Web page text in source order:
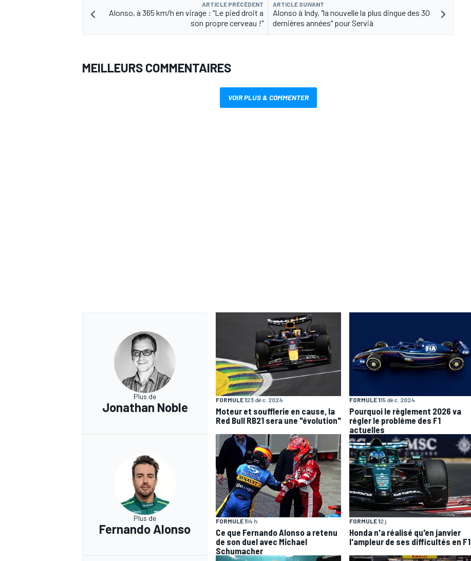
ARTICLE PRÉCÉDENT
Alonso, à 365 km/h en virage : "Le pied droit a
son propre cerveau !"
ARTICLE SUIVANT
Alonso à Indy, "la nouvelle la plus dingue des 30
dernières années" pour Servià
MEILLEURS COMMENTAIRES
VOIR PLUS & COMMENTER
Plus de
Jonathan Noble
FORMULE 123 déc. 2024
Moteur et soufflerie en cause, la
Red Bull RB21 sera une "évolution"
FORMULE 115 déc. 2024
Pourquoi le règlement 2026 va
régler le problème des F1
actuelles
Plus de
Fernando Alonso
FORMULE 114 h
Ce que Fernando Alonso a retenu
de son duel avec Michael
Schumacher
FORMULE 12 j
Honda n'a réalisé qu'en janvier
l'ampleur de ses difficultés en F1